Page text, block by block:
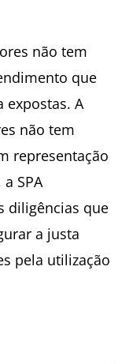
não tem
que
expostas. A
não tem
representação
SPA
diligências que
a justa
pela utilização